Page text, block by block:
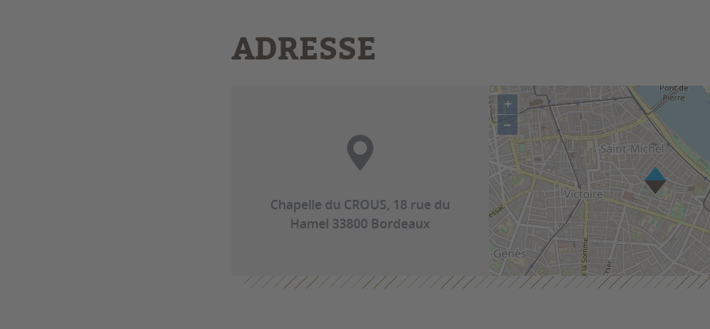
ADRESSE
Chapelle du CROUS, 18 rue du
Hamel 33800 Bordeaux
+
−